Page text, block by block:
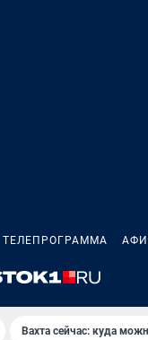
ТЕЛЕПРОГРАММА
Вахта сейчас: куда